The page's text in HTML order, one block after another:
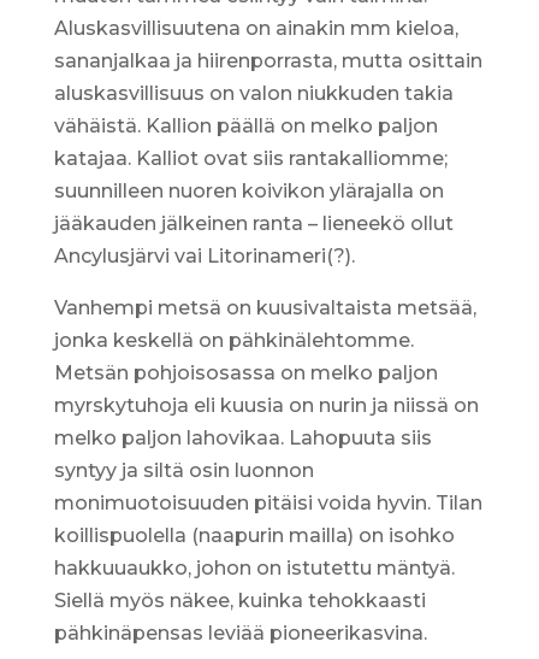
Aluskasvillisuutena on ainakin mm kieloa,
sananjalkaa ja hiirenporrasta, mutta osittain
aluskasvillisuus on valon niukkuden takia
vähäistä. Kallion päällä on melko paljon
katajaa. Kalliot ovat siis rantakalliomme;
suunnilleen nuoren koivikon ylärajalla on
jääkauden jälkeinen ranta – lieneekö ollut
Ancylusjärvi vai Litorinameri(?).
Vanhempi metsä on kuusivaltaista metsää,
jonka keskellä on pähkinälehtomme.
Metsän pohjoisosassa on melko paljon
myrskytuhoja eli kuusia on nurin ja niissä on
melko paljon lahovikaa. Lahopuuta siis
syntyy ja siltä osin luonnon
monimuotoisuuden pitäisi voida hyvin. Tilan
koillispuolella (naapurin mailla) on isohko
hakkuuaukko, johon on istutettu mäntyä.
Siellä myös näkee, kuinka tehokkaasti
pähkinäpensas leviää pioneerikasvina.